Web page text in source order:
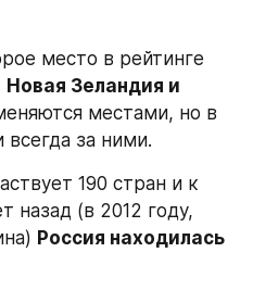
место в рейтинге
Новая Зеландия и
местами, но в
за ними.
190 стран и к
назад (в 2012 году,
Россия находилась